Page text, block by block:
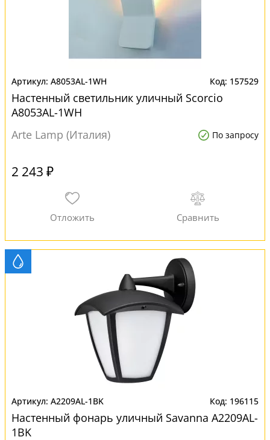
A8053AL-1WH 157529
Настенный светильник уличный Scorcio
A8053AL-1WH
Arte Lamp (Италия)
По запросу
2 243 ₽
A2209AL-1BK 196115
Настенный фонарь уличный Savanna A2209AL-
1BK